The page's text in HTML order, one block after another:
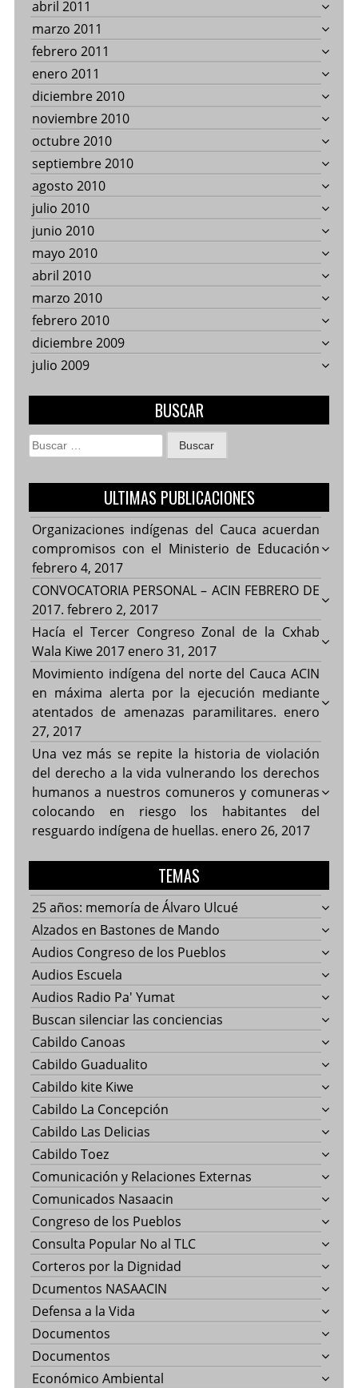
abril 2011
marzo 2011
febrero 2011
enero 2011
diciembre 2010
noviembre 2010
octubre 2010
septiembre 2010
agosto 2010
julio 2010
junio 2010
mayo 2010
abril 2010
marzo 2010
febrero 2010
diciembre 2009
julio 2009
BUSCAR
Buscar:
ULTIMAS PUBLICACIONES
Organizaciones indígenas del Cauca acuerdan
compromisos con el Ministerio de Educación
febrero 4, 2017
CONVOCATORIA PERSONAL – ACIN FEBRERO DE
2017. febrero 2, 2017
Hacía el Tercer Congreso Zonal de la Cxhab
Wala Kiwe 2017 enero 31, 2017
Movimiento indígena del norte del Cauca ACIN
en máxima alerta por la ejecución mediante
atentados de amenazas paramilitares. enero
27, 2017
Una vez más se repite la historia de violación
del derecho a la vida vulnerando los derechos
humanos a nuestros comuneros y comuneras
colocando en riesgo los habitantes del
resguardo indígena de huellas. enero 26, 2017
TEMAS
25 años: memoría de Álvaro Ulcué
Alzados en Bastones de Mando
Audios Congreso de los Pueblos
Audios Escuela
Audios Radio Pa' Yumat
Buscan silenciar las conciencias
Cabildo Canoas
Cabildo Guadualito
Cabildo kite Kiwe
Cabildo La Concepción
Cabildo Las Delicias
Cabildo Toez
Comunicación y Relaciones Externas
Comunicados Nasaacin
Congreso de los Pueblos
Consulta Popular No al TLC
Corteros por la Dignidad
Dcumentos NASAACIN
Defensa a la Vida
Documentos
Documentos
Económico Ambiental